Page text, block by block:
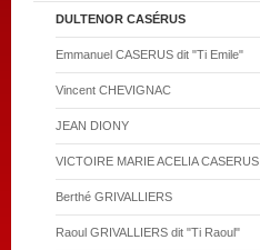
DULTENOR CASÉRUS
Emmanuel CASERUS dit "Ti Emile"
Vincent CHEVIGNAC
JEAN DIONY
VICTOIRE MARIE ACELIA CASERUS
Berthé GRIVALLIERS
Raoul GRIVALLIERS dit "Ti Raoul"